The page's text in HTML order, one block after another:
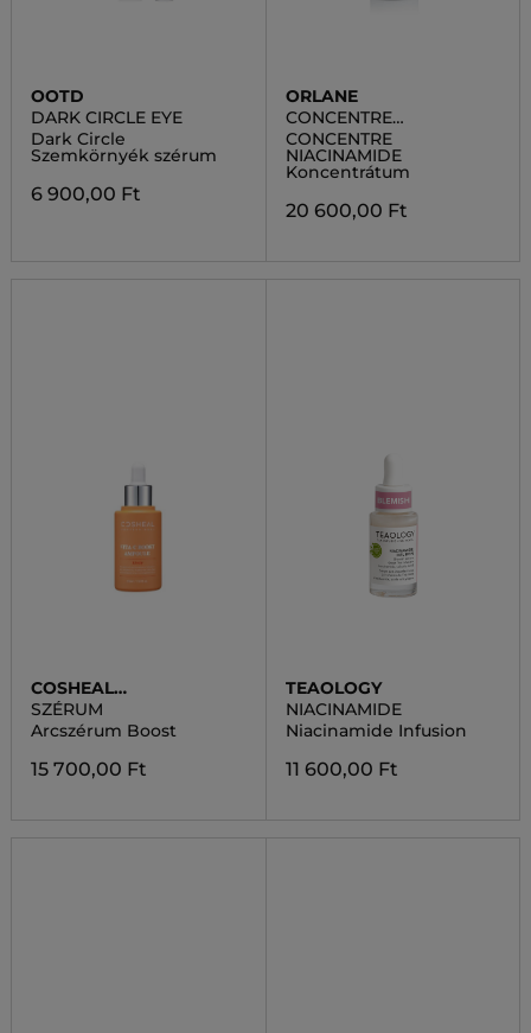
OOTD
DARK CIRCLE EYE
Dark Circle
Szemkörnyék szérum
6 900,00 Ft
ORLANE
CONCENTRE
NIACINAMIDE
CONCENTRE
NIACINAMIDE
Koncentrátum
20 600,00 Ft
COSHEAL
PROFESSIONAL
SZÉRUM
Arcszérum Boost
15 700,00 Ft
TEAOLOGY
NIACINAMIDE
Niacinamide Infusion
11 600,00 Ft